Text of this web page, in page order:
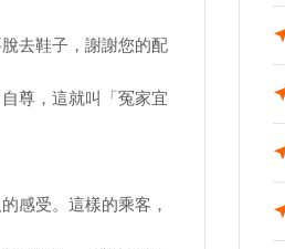
去鞋子，謝謝您的配
尊，這就叫「冤家宜
感受。這樣的乘客，